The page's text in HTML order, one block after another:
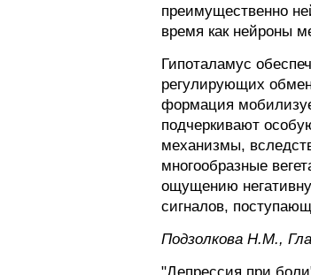
преимущественно
время как нейроны
Гипоталамус
регулирующих
формация
подчеркивают
механизмы,
многообразные
ощущению
сигналов,
Пoдзoлкoвa H.M.,